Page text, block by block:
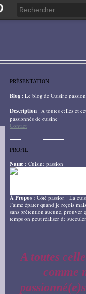
PRÉSENTATION
Blog : Le blog de Cuisine passion
Description : A toutes celles et
passionnés de cuisine
Contact
PROFIL
Name : Cuisine passion
À Propos : Côté passion : La
J'aime épater quand je reçois
sans prétention aucune, prouver
temps on peut réaliser de
A toutes
comme